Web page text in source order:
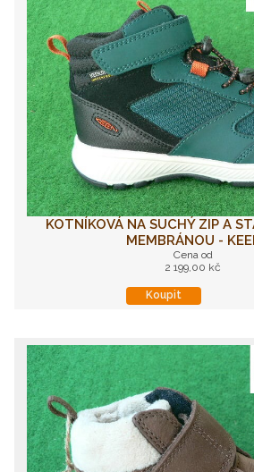
KOTNÍKOVÁ NA SUCHÝ ZIP A
MEMBRÁNOU -
Cena od
2 199,00 kč
Koupit